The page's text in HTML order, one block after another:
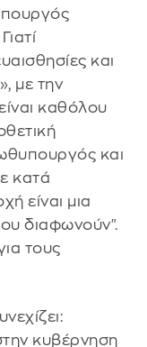
και
με την
καθόλου
και
κατά
είναι μια
διαφωνούν".
τους
κυβέρνηση